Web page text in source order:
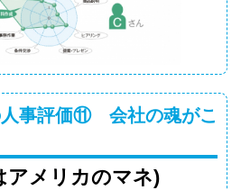
人事評価⑪ 会社の魂がこ
アメリカのマネ)